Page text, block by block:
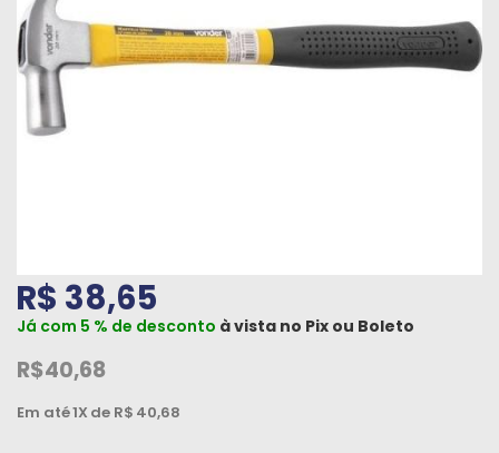
Iluminação
Materiais
de
Construção
Hidráulicos
e
e
R$ 38,65
Já com 5 % de desconto à vista no Pix ou Boleto
R$40,68
Em até1X de R$ 40,68